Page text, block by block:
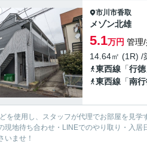
市川市香取
メゾン北雄
5.1万円 管理
14.64㎡ (1R) /
東西線 「行徳
東西線 「南
を使用し、スタッフが代理でお部屋を見学
現地待ち合わせ・LINEでのやり取り・入
いませ！